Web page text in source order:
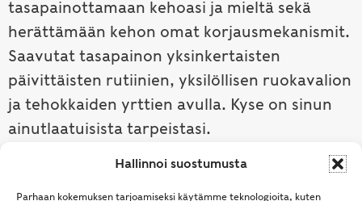
Hallinnoi suostumusta
Parhaan kokemuksen tarjoamiseksi käytämme teknologioita, kuten
tasapainottamaan kehoasi ja mieltä sekä
herättämään kehon omat korjausmekanismit.
Saavutat tasapainon yksinkertaisten
päivittäisten rutiinien, yksilöllisen ruokavalion
ja tehokkaiden yrttien avulla. Kyse on sinun
ainutlaatuisista tarpeistasi.
Tutustu ayurvedaan →